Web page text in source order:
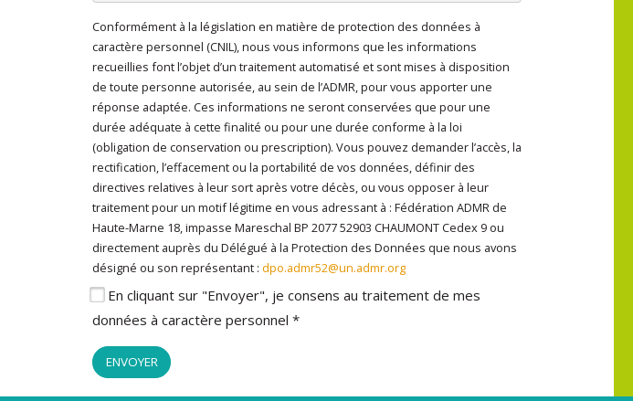
En cliquant sur "Envoyer", je consens au traitement de mes données à
caractère personnel*
Conformément à la législation en matière de protection des données à
caractère personnel (CNIL), nous vous informons que les informations
recueillies font l’objet d’un traitement automatisé et sont mises à disposition
de toute personne autorisée, au sein de l’ADMR, pour vous apporter une
réponse adaptée. Ces informations ne seront conservées que pour une
durée adéquate à cette finalité ou pour une durée conforme à la loi
(obligation de conservation ou prescription). Vous pouvez demander l’accès, la
rectification, l’effacement ou la portabilité de vos données, définir des
directives relatives à leur sort après votre décès, ou vous opposer à leur
traitement pour un motif légitime en vous adressant à : Fédération ADMR de
Haute-Marne 18, impasse Mareschal BP 2077 52903 CHAUMONT Cedex 9 ou
directement auprès du Délégué à la Protection des Données que nous avons
désigné ou son représentant : dpo.admr52@un.admr.org
En cliquant sur "Envoyer", je consens au traitement de mes
données à caractère personnel *